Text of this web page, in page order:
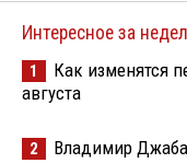
Интересное за
1
Как изменятся
августа
2 Владимир